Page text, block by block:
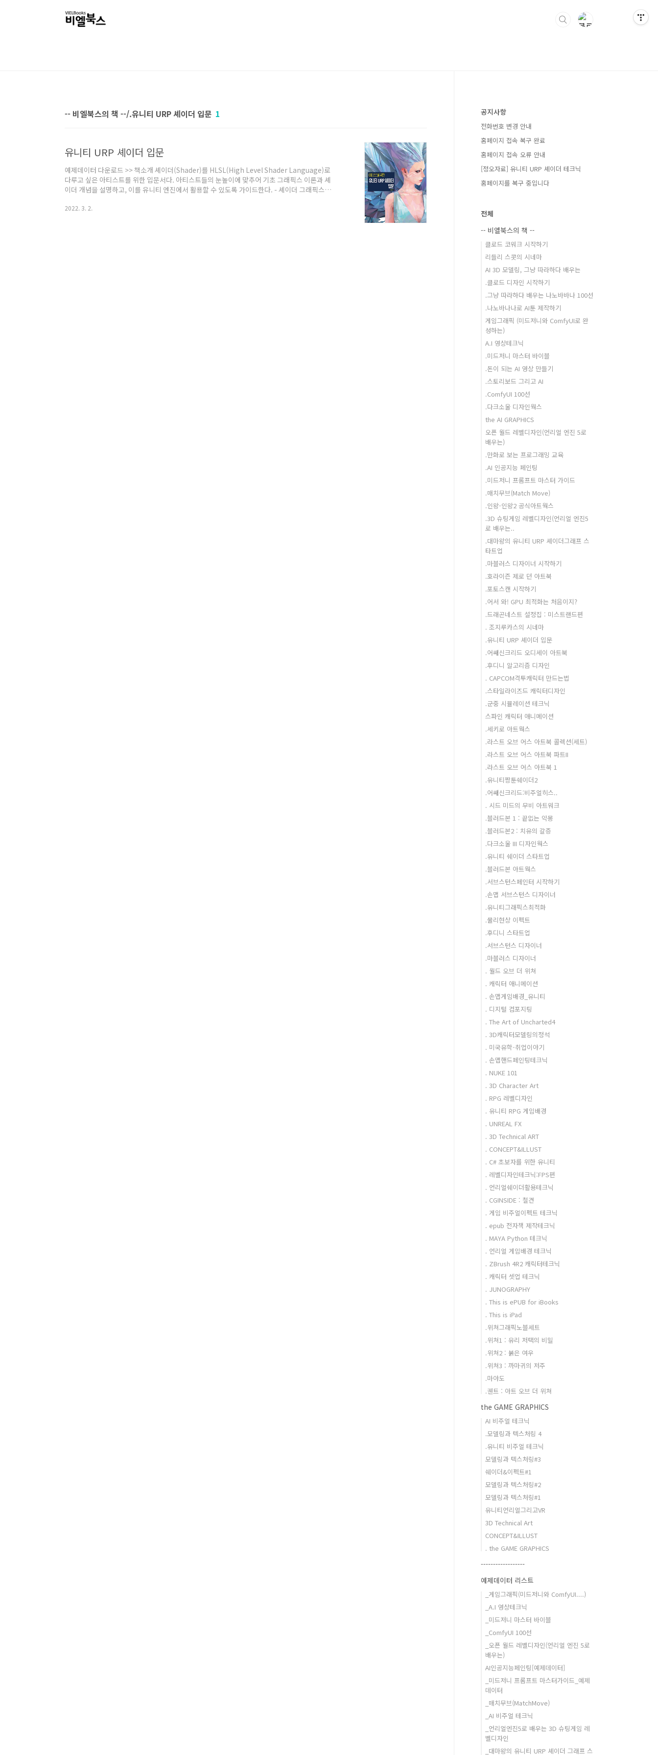
-- 비엘북스의 책 --/.유니티 URP 셰이더 입문 1
유니티 URP 셰이더 입문
예제데이터 다운로드 >> 책소개 셰이더(Shader)를 HLSL(High Level Shader Language)로
다루고 싶은 아티스트를 위한 입문서다. 아티스트들의 눈높이에 맞추어 기초 그래픽스 이론과 셰
이더 개념을 설명하고, 이를 유니티 엔진에서 활용할 수 있도록 가이드한다. - 셰이더 그래픽스를
는 공간 활용법 QR 코드를 활용하여, 셰이더 예제의 결과를 손쉽게 확인할 수 있으며, 저자 직강의
2022. 3. 2.
공지사항
전화번호 변경 안내
홈페이지 접속 복구 완료
홈페이지 접속 오류 안내
[정오자료] 유니티 URP 셰이더 테크닉
홈페이지를 복구 중입니다
전체
-- 비엘북스의 책 --
클로드 코워크 시작하기
리들리 스콧의 시네마
AI 3D 모델링, 그냥 따라하다 배우는
.클로드 디자인 시작하기
.그냥 따라하다 배우는 나노바바나 100선
.나노바나나로 AI툰 제작하기
게임그래픽 (미드저니와 ComfyUI로 완
성하는)
A.I 영상테크닉
.미드저니 마스터 바이블
.돈이 되는 AI 영상 만들기
.스토리보드 그리고 AI
.ComfyUI 100선
.다크소울 디자인웍스
the AI GRAPHICS
오픈 월드 레벨디자인(언리얼 엔진 5로
배우는)
.만화로 보는 프로그래밍 교육
.AI 인공지능 페인팅
.미드저니 프롬프트 마스터 가이드
.매치무브(Match Move)
.인왕-인왕2 공식아트웍스
.3D 슈팅게임 레벨디자인(언리얼 엔진5
로 배우는..
.대마왕의 유니티 URP 셰이더그래프 스
타트업
.마블러스 디자이너 시작하기
.호라이즌 제로 던 아트북
.포토스캔 시작하기
.어서 와! GPU 최적화는 처음이지?
.드래곤네스트 설정집 : 미스트랜드편
. 조지루카스의 시네마
.유니티 URP 셰이더 입문
.어쌔신크리드 오디세이 아트북
.후디니 알고리즘 디자인
. CAPCOM격투캐릭터 만드는법
.스타일라이즈드 캐릭터디자인
.군중 시뮬레이션 테크닉
스파인 캐릭터 애니메이션
.세키로 아트웍스
.라스트 오브 어스 아트북 콜렉션(세트)
.라스트 오브 어스 아트북 파트II
.라스트 오브 어스 아트북 1
.유니티짱툰쉐이더2
.어쌔신크리드:비주얼히스..
. 시드 미드의 무비 아트워크
.블러드본 1 : 끝없는 악몽
.블러드본2 : 치유의 갈증
.다크소울 III 디자인웍스
.유니티 쉐이더 스타트업
.블러드본 아트웍스
.서브스턴스페인터 시작하기
.손맵 서브스턴스 디자이너
.유니티그래픽스최적화
.물리현상 이펙트
.후디니 스타트업
.서브스턴스 디자이너
.마블러스 디자이너
. 월드 오브 더 위쳐
. 캐릭터 애니메이션
. 손맵게임배경_유니티
. 디지털 컴포지팅
. The Art of Uncharted4
. 3D캐릭터모델링의정석
. 미국유학-취업이야기
. 손맵핸드페인팅테크닉
. NUKE 101
. 3D Character Art
. RPG 레벨디자인
. 유니티 RPG 게임배경
. UNREAL FX
. 3D Technical ART
. CONCEPT&ILLUST
. C# 초보자를 위한 유니티
. 레벨디자인테크닉:FPS편
. 언리얼쉐이더활용테크닉
. CGINSIDE : 철견
. 게임 비주얼이펙트 테크닉
. epub 전자책 제작테크닉
. MAYA Python 테크닉
. 언리얼 게임배경 테크닉
. ZBrush 4R2 캐릭터테크닉
. 캐릭터 셋업 테크닉
. JUNOGRAPHY
. This is ePUB for iBooks
. This is iPad
.위쳐그래픽노블세트
.위쳐1 : 유리 저택의 비밀
.위쳐2 : 붉은 여우
.위쳐3 : 까마귀의 저주
.마야도
.궨트 : 아트 오브 더 위쳐
the GAME GRAPHICS
AI 비주얼 테크닉
.모델링과 텍스처링 4
.유니티 비주얼 테크닉
모델링과 텍스처링#3
쉐이더&이펙트#1
모델링과 텍스처링#2
모델링과 텍스처링#1
유니티언리얼그리고VR
3D Technical Art
CONCEPT&ILLUST
. the GAME GRAPHICS
------------------
예제데이터 리스트
_게임그래픽(미드저니와 ComfyUI....)
_A.I 영상테크닉
_미드저니 마스터 바이블
_ComfyUI 100선
_오픈 월드 레벨디자인(언리얼 엔진 5로
배우는)
AI인공지능페인팅[예제데이터]
_미드저니 프롬프트 마스터가이드_예제
데이터
_매치무브(MatchMove)
_AI 비주얼 테크닉
_언리얼엔진5로 배우는 3D 슈팅게임 레
벨디자인
_대마왕의 유니티 URP 셰이더 그래프 스